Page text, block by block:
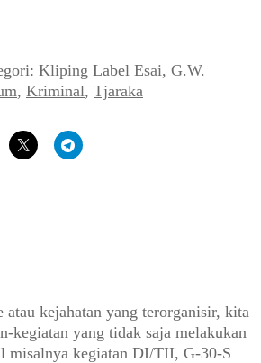
Kliping Label Esai, G.W.
, Kriminal, Tjaraka
atau kejahatan yang terorganisir, kita
kegiatan yang tidak saja melakukan
misalnya kegiatan DI/TII, G-30-S